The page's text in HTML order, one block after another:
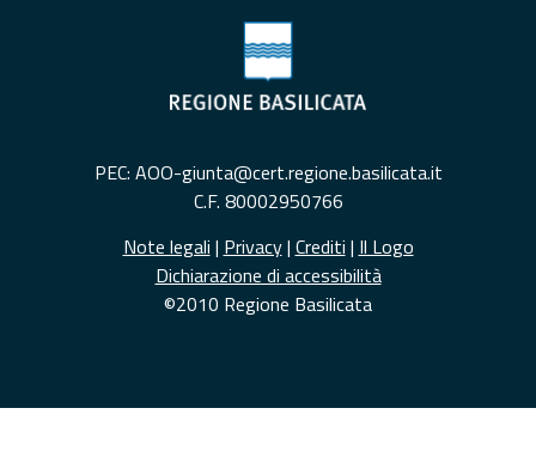
PEC: AOO-giunta@cert.regione.basilicata.it
C.F. 80002950766
Note legali | Privacy| Crediti | Il Logo
Dichiarazione di accessibilità
©2010 Regione Basilicata